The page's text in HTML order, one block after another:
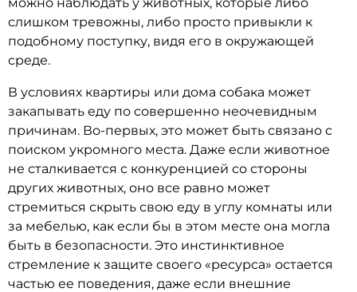
слишком тревожны, либо просто привыкли к
подобному поступку, видя его в окружающей
среде.
В условиях квартиры или дома собака может
закапывать еду по совершенно неочевидным
причинам. Во-первых, это может быть связано с
поиском укромного места. Даже если животное
не сталкивается с конкуренцией со стороны
других животных, оно все равно может
стремиться скрыть свою еду в углу комнаты или
за мебелью, как если бы в этом месте она могла
быть в безопасности. Это инстинктивное
стремление к защите своего «ресурса» остается
частью ее поведения, даже если внешние